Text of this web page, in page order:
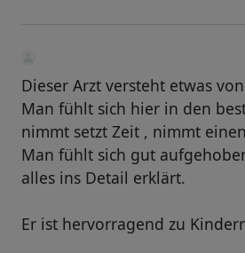
Dieser Arzt versteht etwas
Man fühlt sich hier in den
nimmt setzt Zeit , nimmt
Man fühlt sich gut
alles ins Detail erklärt.
Er ist hervorragend zu